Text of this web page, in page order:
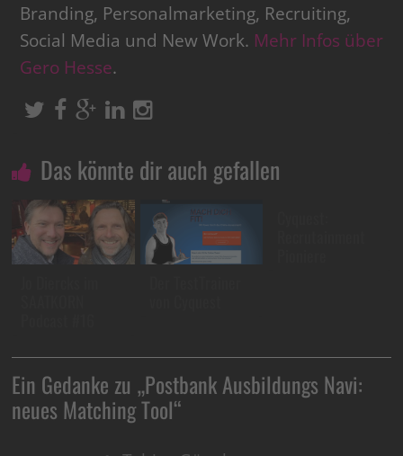
Branding, Personalmarketing, Recruiting,
Social Media und New Work. Mehr Infos über
Gero Hesse.
Das könnte dir auch gefallen
Ein Gedanke zu „Postbank Ausbildungs Navi:
neues Matching Tool“